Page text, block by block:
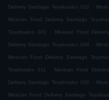
Delivery Santiago Teyahualco 012 .
Mexican Food Delivery Santiago
Teyahualco 001 . Mexican Food
Delivery Santiago Teyahualco 068 .
Mexican Food Delivery Santiago
Teyahualco 011 . Mexican Food
Delivery Santiago Teyahualco 026 .
Mexican Food Delivery Santiago